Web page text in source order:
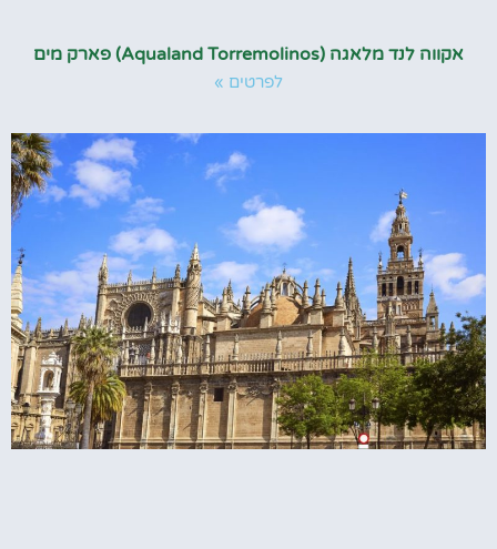
אקווה לנד מלאגה (Aqualand Torremolinos) פארק מים
לפרטים »